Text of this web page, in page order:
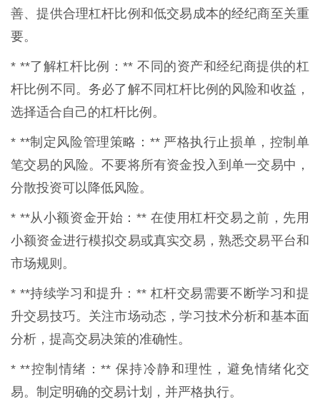
善、提供合理杠杆比例和低交易成本的经纪商至关重
要。
* **了解杠杆比例：** 不同的资产和经纪商提供的杠
杆比例不同。务必了解不同杠杆比例的风险和收益，
选择适合自己的杠杆比例。
* **制定风险管理策略：** 严格执行止损单，控制单
笔交易的风险。不要将所有资金投入到单一交易中，
分散投资可以降低风险。
* **从小额资金开始：** 在使用杠杆交易之前，先用
小额资金进行模拟交易或真实交易，熟悉交易平台和
市场规则。
* **持续学习和提升：** 杠杆交易需要不断学习和提
升交易技巧。关注市场动态，学习技术分析和基本面
分析，提高交易决策的准确性。
* **控制情绪：** 保持冷静和理性，避免情绪化交
易。制定明确的交易计划，并严格执行。